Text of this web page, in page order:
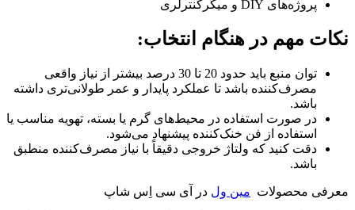
پروژه‌های DIY و میکرکنترلری
نکات مهم در هنگام انتخاب:
توان منبع باید حدود 20 تا 30 درصد بیشتر از نیاز واقعی
مصرف‌کننده باشد تا عملکرد پایدار و عمر طولانی‌تری داشته
باشد.
در صورت استفاده در محیط‌های گرم یا بسته، تهویه مناسب یا
استفاده از فن خنک‌کننده پیشنهاد می‌شود.
دقت کنید که ولتاژ خروجی دقیقاً با نیاز مصرف‌کننده منطبق
باشد.
معرفی محصولات مین ول در آی سی اِس شاپ